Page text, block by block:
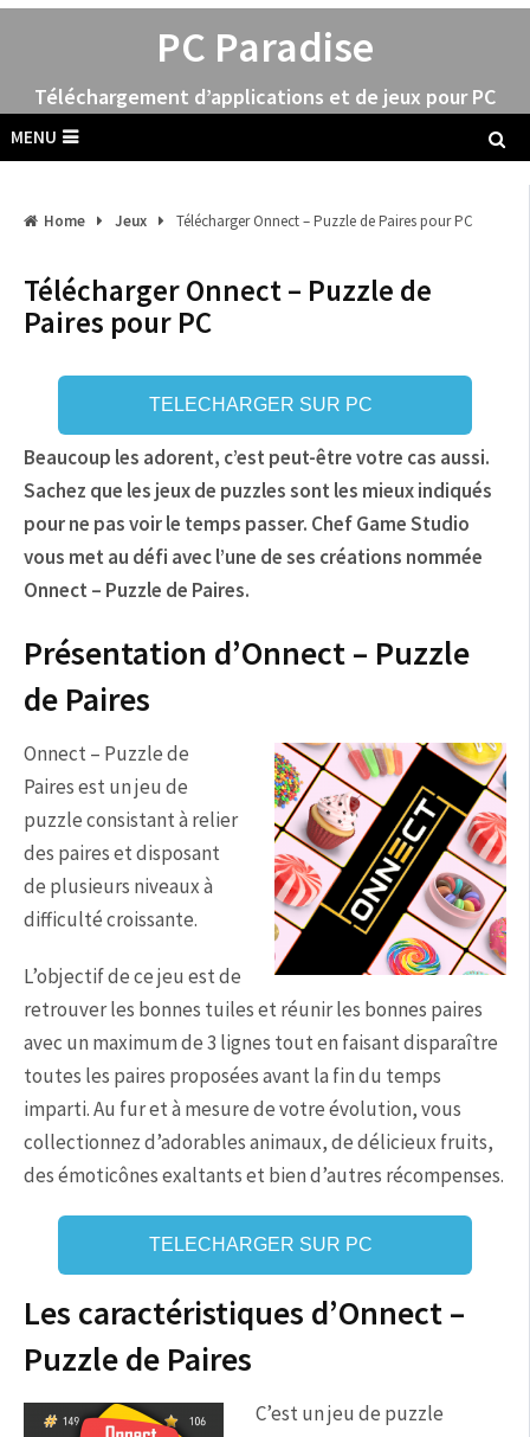
PC Paradise
Téléchargement d’applications et de jeux pour PC
MENU
Home Jeux Télécharger Onnect – Puzzle de Paires pour PC
Télécharger Onnect – Puzzle de
Paires pour PC
TELECHARGER SUR PC
Beaucoup les adorent, c’est peut-être votre cas aussi.
Sachez que les jeux de puzzles sont les mieux indiqués
pour ne pas voir le temps passer. Chef Game Studio
vous met au défi avec l’une de ses créations nommée
Onnect – Puzzle de Paires.
Présentation d’Onnect – Puzzle
de Paires
Onnect – Puzzle de
Paires est un jeu de
puzzle consistant à relier
des paires et disposant
de plusieurs niveaux à
difficulté croissante.
L’objectif de ce jeu est de
retrouver les bonnes tuiles et réunir les bonnes paires
avec un maximum de 3 lignes tout en faisant disparaître
toutes les paires proposées avant la fin du temps
imparti. Au fur et à mesure de votre évolution, vous
collectionnez d’adorables animaux, de délicieux fruits,
des émoticônes exaltants et bien d’autres récompenses.
TELECHARGER SUR PC
Les caractéristiques d’Onnect –
Puzzle de Paires
C’est un jeu de puzzle